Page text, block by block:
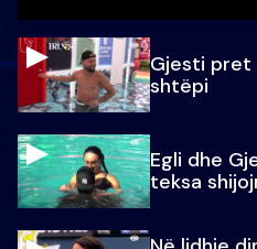
Gjesti pret
shtëpi
Egli dhe
teksa